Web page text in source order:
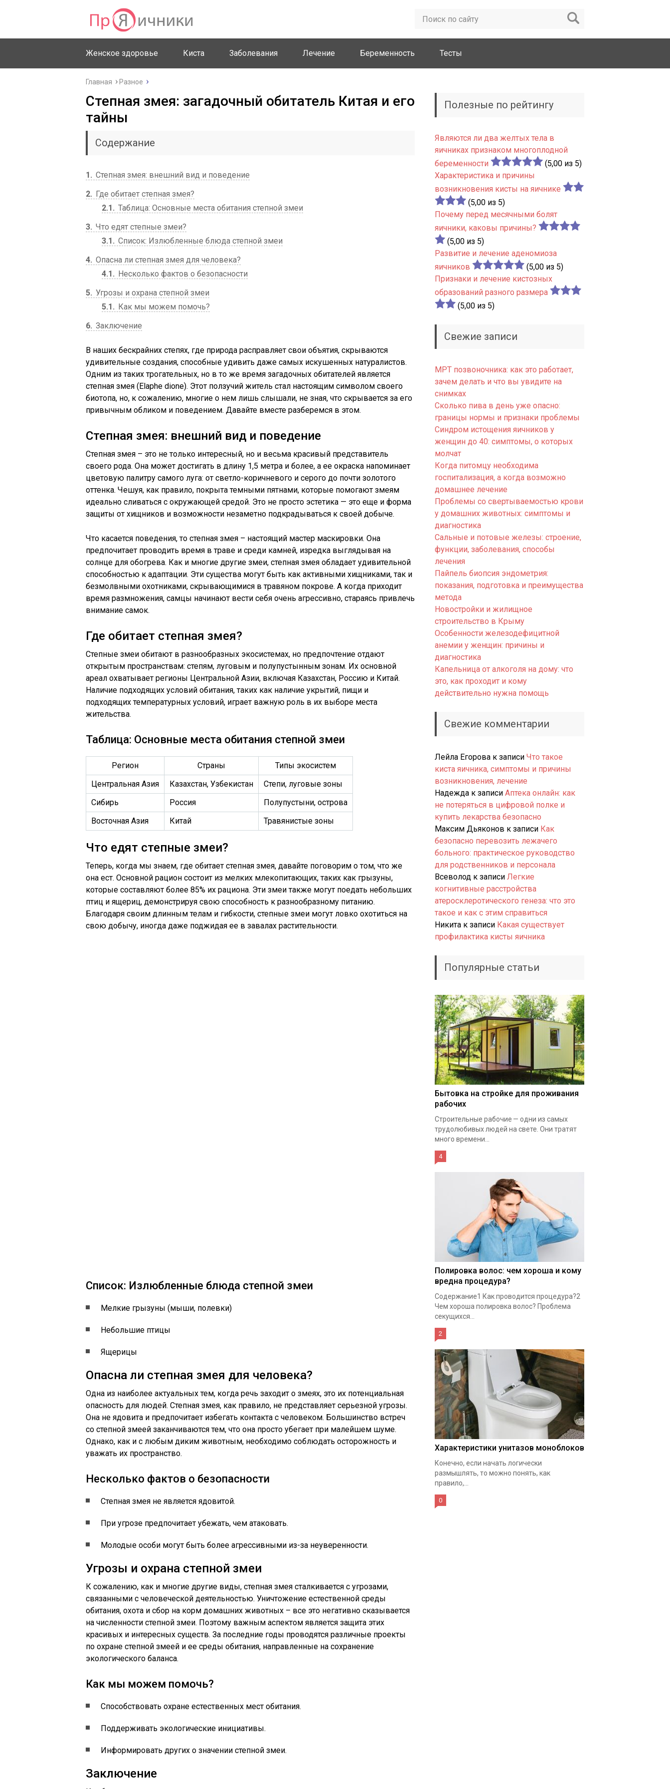
Женское здоровье Киста Заболевания Лечение Беременность Тесты
Главная Разное
Степная змея: загадочный обитатель Китая и его
тайны
Содержание
1
Степная змея: внешний вид и поведение
2
Где обитает степная змея?
2.1
Таблица: Основные места обитания степной змеи
3 Что едят степные змеи?
3.1
Список: Излюбленные блюда степной змеи
4 Опасна ли степная змея для человека?
4.1
Несколько фактов о безопасности
5 Угрозы и охрана степной змеи
5.1
Как мы можем помочь?
6 Заключение
В наших бескрайних степях, где природа расправляет свои объятия, скрываются
удивительные создания, способные удивить даже самых искушенных натуралистов.
Одним из таких трогательных, но в то же время загадочных обитателей является
степная змея (Elaphe dione). Этот ползучий житель стал настоящим символом своего
биотопа, но, к сожалению, многие о нем лишь слышали, не зная, что скрывается за его
привычным обликом и поведением. Давайте вместе разберемся в этом.
Степная змея: внешний вид и поведение
Степная змея – это не только интересный, но и весьма красивый представитель
своего рода. Она может достигать в длину 1,5 метра и более, а ее окраска напоминает
цветовую палитру самого луга: от светло-коричневого и серого до почти золотого
оттенка. Чешуя, как правило, покрыта темными пятнами, которые помогают змеям
идеально сливаться с окружающей средой. Это не просто эстетика — это еще и форма
защиты от хищников и возможности незаметно подкрадываться к своей добыче.
Что касается поведения, то степная змея – настоящий мастер маскировки. Она
предпочитает проводить время в траве и среди камней, изредка выглядывая на
солнце для обогрева. Как и многие другие змеи, степная змея обладает удивительной
способностью к адаптации. Эти существа могут быть как активными хищниками, так и
безмолвными охотниками, скрывающимися в травяном покрове. А когда приходит
время размножения, самцы начинают вести себя очень агрессивно, стараясь привлечь
внимание самок.
Где обитает степная змея?
Степные змеи обитают в разнообразных экосистемах, но предпочтение отдают
открытым пространствам: степям, луговым и полупустынным зонам. Их основной
ареал охватывает регионы Центральной Азии, включая Казахстан, Россию и Китай.
Наличие подходящих условий обитания, таких как наличие укрытий, пищи и
подходящих температурных условий, играет важную роль в их выборе места
жительства.
Таблица: Основные места обитания степной змеи
Регион Страны
Типы экосистем
Центральная Азия
Казахстан, Узбекистан
Степи, луговые зоны
Сибирь
Россия
Полупустыни, острова
Восточная Азия
Китай Травянистые зоны
Что едят степные змеи?
Теперь, когда мы знаем, где обитает степная змея, давайте поговорим о том, что же
она ест. Основной рацион состоит из мелких млекопитающих, таких как грызуны,
которые составляют более 85% их рациона. Эти змеи также могут поедать небольших
птиц и ящериц, демонстрируя свою способность к разнообразному питанию.
Благодаря своим длинным телам и гибкости, степные змеи могут ловко охотиться на
свою добычу, иногда даже поджидая ее в завалах растительности.
Список: Излюбленные блюда степной змеи
Мелкие грызуны (мыши, полевки)
Небольшие птицы
Ящерицы
Опасна ли степная змея для человека?
Одна из наиболее актуальных тем, когда речь заходит о змеях, это их потенциальная
опасность для людей. Степная змея, как правило, не представляет серьезной угрозы.
Она не ядовита и предпочитает избегать контакта с человеком. Большинство встреч
со степной змеей заканчиваются тем, что она просто убегает при малейшем шуме.
Однако, как и с любым диким животным, необходимо соблюдать осторожность и
уважать их пространство.
Несколько фактов о безопасности
Степная змея не является ядовитой.
При угрозе предпочитает убежать, чем атаковать.
Молодые особи могут быть более агрессивными из-за неуверенности.
Угрозы и охрана степной змеи
К сожалению, как и многие другие виды, степная змея сталкивается с угрозами,
связанными с человеческой деятельностью. Уничтожение естественной среды
обитания, охота и сбор на корм домашних животных – все это негативно сказывается
на численности степной змеи. Поэтому важным аспектом является защита этих
красивых и интересных существ. За последние годы проводятся различные проекты
по охране степной змеей и ее среды обитания, направленные на сохранение
экологического баланса.
Как мы можем помочь?
Способствовать охране естественных мест обитания.
Поддерживать экологические инициативы.
Информировать других о значении степной змеи.
Заключение
Полезные по рейтингу
Являются ли два желтых тела в
яичниках признаком многоплодной
беременности
(5,00 из 5)
Характеристика и причины
возникновения кисты на яичнике
(5,00 из 5)
Почему перед месячными болят
яичники, каковы причины?
(5,00 из 5)
Развитие и лечение аденомиоза
яичников
(5,00 из 5)
Признаки и лечение кистозных
образований разного размера
(5,00 из 5)
Свежие записи
МРТ позвоночника: как это работает,
зачем делать и что вы увидите на
снимках
Сколько пива в день уже опасно:
границы нормы и признаки проблемы
Синдром истощения яичников у
женщин до 40: симптомы, о которых
молчат
Когда питомцу необходима
госпитализация, а когда возможно
домашнее лечение
Проблемы со свертываемостью крови
у домашних животных: симптомы и
диагностика
Сальные и потовые железы: строение,
функции, заболевания, способы
лечения
Пайпель биопсия эндометрия:
показания, подготовка и преимущества
метода
Новостройки и жилищное
строительство в Крыму
Особенности железодефицитной
анемии у женщин: причины и
диагностика
Капельница от алкоголя на дому: что
это, как проходит и кому
действительно нужна помощь
Свежие комментарии
Лейла Егорова к записи Что такое
киста яичника, симптомы и причины
возникновения, лечение
Надежда к записи Аптека онлайн: как
не потеряться в цифровой полке и
купить лекарства безопасно
Максим Дьяконов к записи Как
безопасно перевозить лежачего
больного: практическое руководство
для родственников и персонала
Всеволод к записи Легкие
когнитивные расстройства
атеросклеротического генеза: что это
такое и как с этим справиться
Никита к записи Какая существует
профилактика кисты яичника
Популярные статьи
Бытовка на стройке для проживания
рабочих
Строительные рабочие — одни из самых
трудолюбивых людей на свете. Они тратят
много времени...
4
Полировка волос: чем хороша и кому
вредна процедура?
Содержание1 Как проводится процедура?2
Чем хороша полировка волос? Проблема
секущихся...
2
Характеристики унитазов моноблоков
Конечно, если начать логически
размышлять, то можно понять, как
правило,...
0